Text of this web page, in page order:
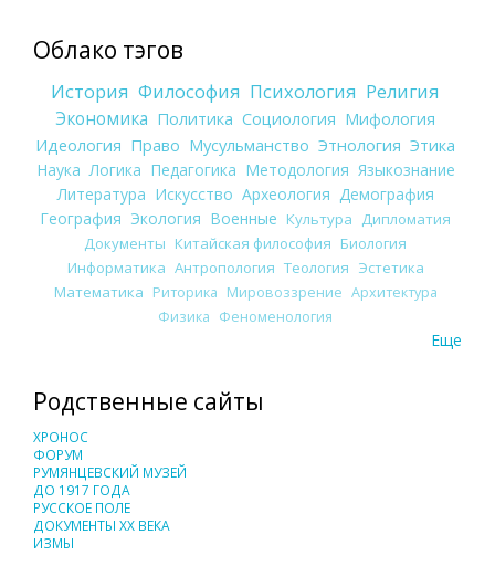
Облако тэгов
История Философия Психология Религия
Экономика Политика Социология Мифология
Идеология Право Мусульманство Этнология Этика
Наука Логика Педагогика Методология Языкознание
Литература Искусство Археология Демография
География Экология Военные Культура
Дипломатия
Документы Китайская философия Биология
Информатика Антропология Теология Эстетика
Математика Риторика Мировоззрение Архитектура
Физика Феноменология
Еще
Родственные сайты
ХРОНОС
ФОРУМ
РУМЯНЦЕВСКИЙ МУЗЕЙ
ДО 1917 ГОДА
РУССКОЕ ПОЛЕ
ДОКУМЕНТЫ XX ВЕКА
ИЗМЫ